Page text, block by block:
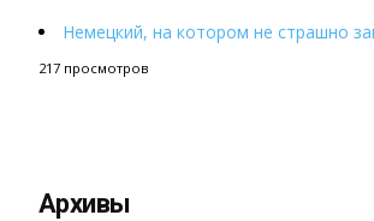
Немецкий, на котором не страшно
217 просмотров
Архивы